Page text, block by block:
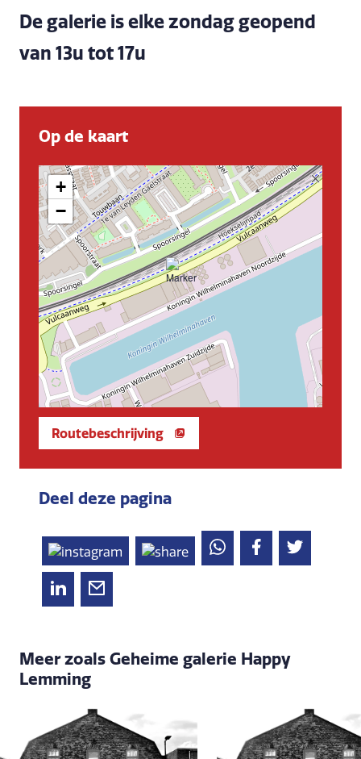
De galerie is elke zondag geopend
van 13u tot 17u
Op de kaart
+
−
Routebeschrijving
Deel deze pagina
Meer zoals Geheime galerie Happy
Lemming